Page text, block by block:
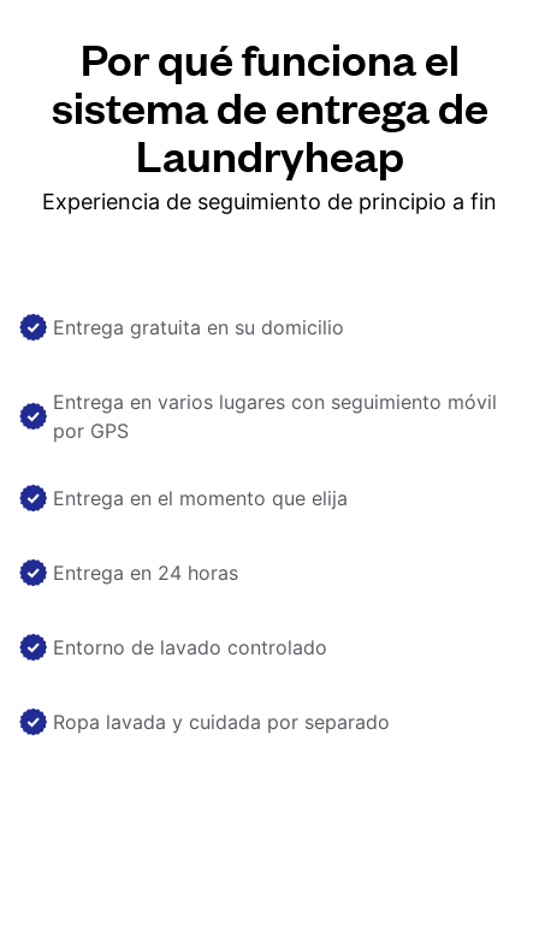
Por qué funciona el
sistema de entrega de
Laundryheap
Experiencia de seguimiento de principio a fin
Entrega gratuita en su domicilio
Entrega en varios lugares con seguimiento móvil
por GPS
Entrega en el momento que elija
Entrega en 24 horas
Entorno de lavado controlado
Ropa lavada y cuidada por separado